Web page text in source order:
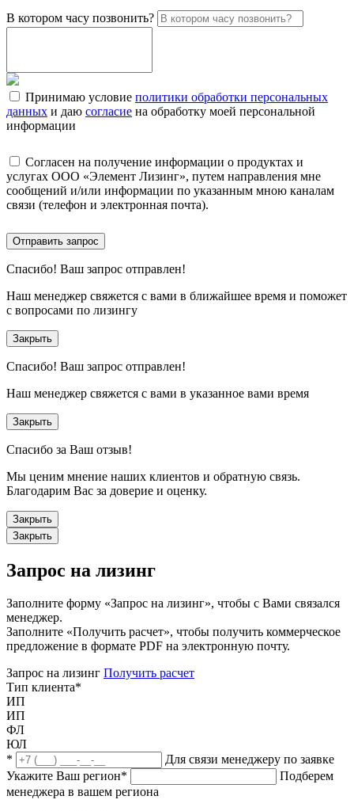
В котором часу позвонить?
Принимаю условие политики обработки персональных
данных и даю согласие на обработку моей персональной
информации
Согласен на получение информации о продуктах и
услугах ООО «Элемент Лизинг», путем направления мне
сообщений и/или информации по указанным мною каналам
связи (телефон и электронная почта).
Отправить запрос
Спасибо! Ваш запрос отправлен!
Наш менеджер свяжется с вами в ближайшее время и поможет
с вопросами по лизингу
Закрыть
Спасибо! Ваш запрос отправлен!
Наш менеджер свяжется с вами в указанное вами время
Закрыть
Спасибо за Ваш отзыв!
Мы ценим мнение наших клиентов и обратную связь.
Благодарим Вас за доверие и оценку.
Закрыть
Закрыть
Запрос на лизинг
Заполните форму «Запрос на лизинг», чтобы с Вами связался
менеджер.
Заполните «Получить расчет», чтобы получить коммерческое
предложение в формате PDF на электронную почту.
Запрос на лизинг Получить расчет
Тип клиента*
ИП
ИП
ФЛ
ЮЛ
*
Для связи менеджеру по заявке
Укажите Ваш регион*
Подберем
менеджера в вашем региона